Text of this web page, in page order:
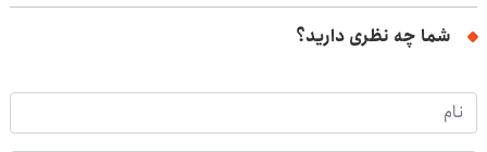
شما چه نظری دارید؟